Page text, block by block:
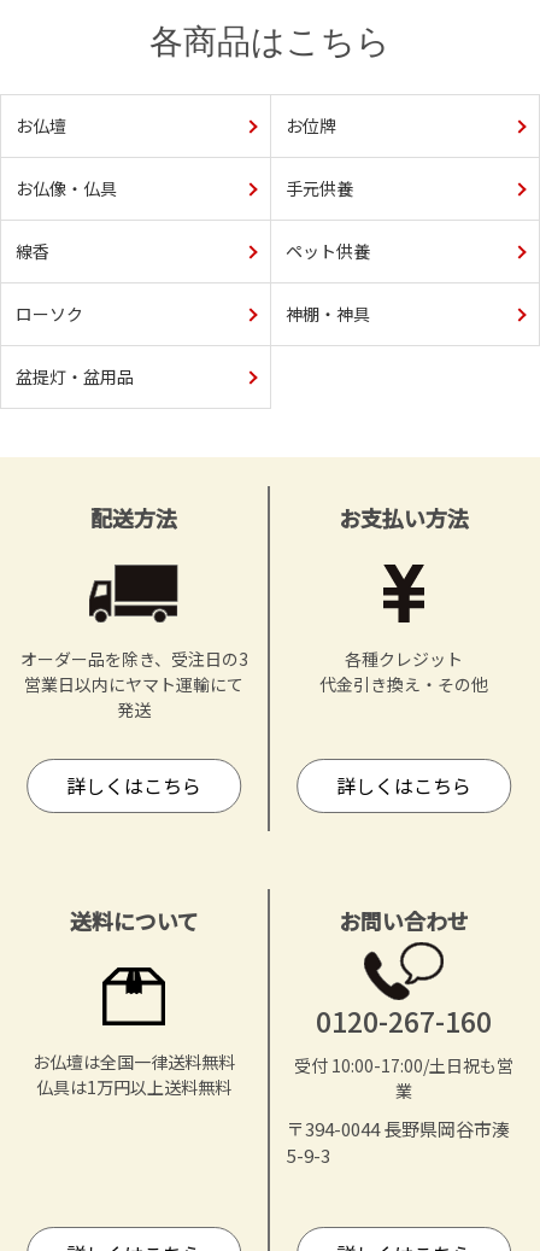
各商品はこちら
お仏壇 お位牌
お仏像・仏具 手元供養
線香 ペット供養
ローソク 神棚・神具
盆提灯・盆用品
配送方法
オーダー品を除き、受注日の3
営業日以内にヤマト運輸にて
発送
詳しくはこちら
お支払い方法
各種クレジット
代金引き換え・その他
詳しくはこちら
送料について
お仏壇は全国一律送料無料
仏具は1万円以上送料無料
お問い合わせ
0120-267-160
受付 10:00-17:00/土日祝も営
業
〒394-0044 長野県岡谷市湊
5-9-3